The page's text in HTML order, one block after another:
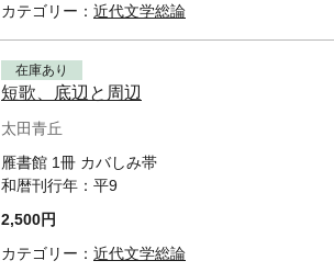
カテゴリー： 近代文学総論
在庫あり
短歌、底辺と周辺
太田青丘
雁書館 1冊 カバしみ帯
和暦刊行年： 平9
2,500円
カテゴリー： 近代文学総論